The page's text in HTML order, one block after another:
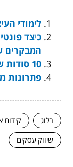
לימודי
כיצד
המבקרים
10 סודות שלא ידעתם על עולם השיווק
פתרונות
בלוג קידום
שיווק עסקים